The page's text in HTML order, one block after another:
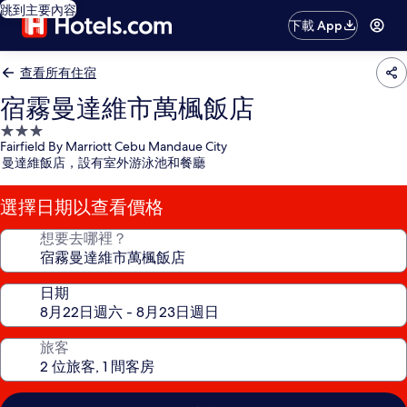
跳到主要內容
下載 App
查看所有住宿
宿霧曼達維市萬楓飯店
3.0
星
級
住
宿
Fairfield By Marriott Cebu Mandaue City
曼達維飯店，設有室外游泳池和餐廳
選擇日期以查看價格
想要去哪裡？
日期
旅客